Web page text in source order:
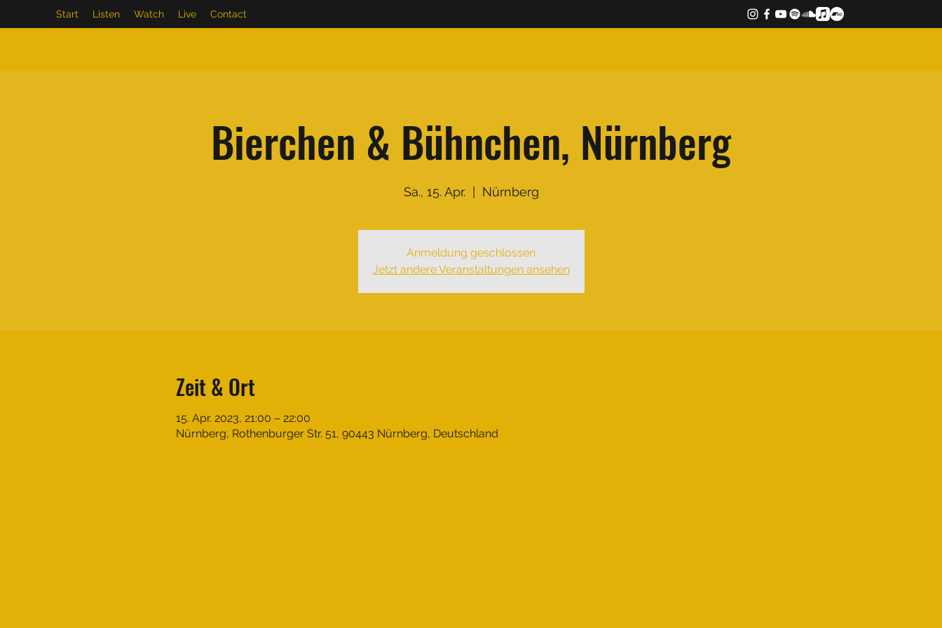
Start Listen Watch Live Contact
Bierchen & Bühnchen, Nürnberg
Sa., 15. Apr.
  |
Nürnberg
Anmeldung geschlossen
Jetzt andere Veranstaltungen ansehen
Zeit & Ort
15. Apr. 2023, 21:00 – 22:00
Nürnberg, Rothenburger Str. 51, 90443 Nürnberg, Deutschland